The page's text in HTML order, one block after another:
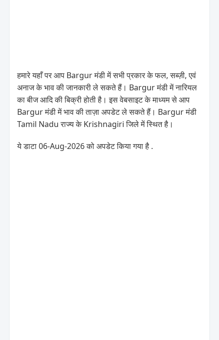
हमारे यहाँ पर आप Bargur मंडी में सभी प्रकार के फल, सब्ज़ी, एवं
अनाज के भाव की जानकारी ले सकते हैं। Bargur मंडी में नारियल
का बीज आदि की बिक्री होती है। इस वेबसाइट के माध्यम से आप
Bargur मंडी में भाव की ताज़ा अपडेट ले सकते हैं। Bargur मंडी
Tamil Nadu राज्य के Krishnagiri जिले में स्थित है।
ये डाटा 06-Aug-2026 को अपडेट किया गया है .